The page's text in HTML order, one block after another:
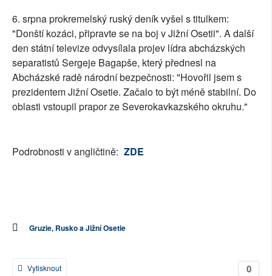
6. srpna prokremelský ruský deník vyšel s titulkem:
"Donští kozáci, připravte se na boj v Jižní Osetii". A další
den státní televize odvysílala projev lídra abcházských
separatistů Sergeje Bagapše, který přednesl na
Abcházské radě národní bezpečnosti: "Hovořil jsem s
prezidentem Jižní Osetie. Začalo to být méně stabilní. Do
oblasti vstoupil prapor ze Severokavkazského okruhu."
Podrobnosti v angličtině: ZDE
Gruzie, Rusko a Jižní Osetie
0
Vytisknout